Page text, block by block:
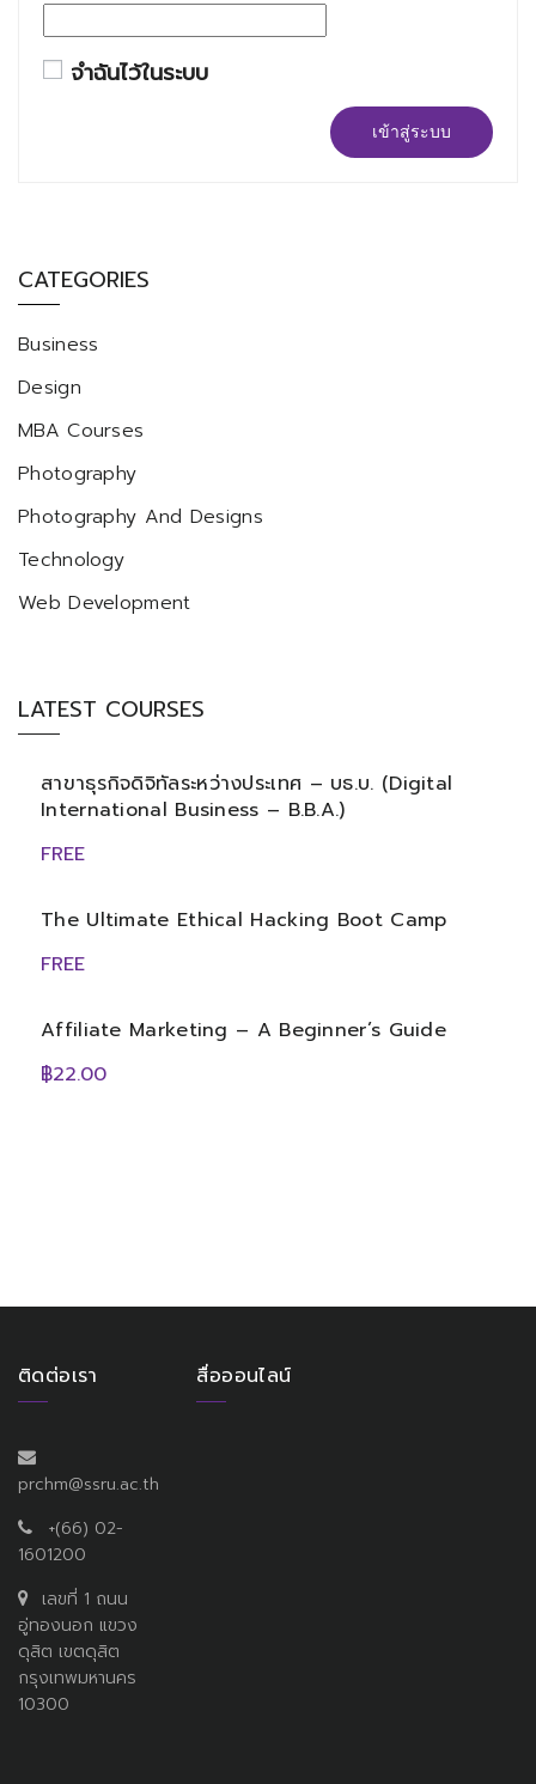
จำฉันไว้ในระบบ
เข้าสู่ระบบ
CATEGORIES
Business
Design
MBA Courses
Photography
Photography And Designs
Technology
Web Development
LATEST COURSES
สาขาธุรกิจดิจิทัลระหว่างประเทศ – บธ.บ. (Digital
International Business – B.B.A.)
FREE
The Ultimate Ethical Hacking Boot Camp
FREE
Affiliate Marketing – A Beginner’s Guide
฿22.00
ติดต่อเรา
prchm@ssru.ac.th
+(66) 02-
1601200
เลขที่ 1 ถนน
อู่ทองนอก แขวง
ดุสิต เขตดุสิต
กรุงเทพมหานคร
10300
สื่อออนไลน์